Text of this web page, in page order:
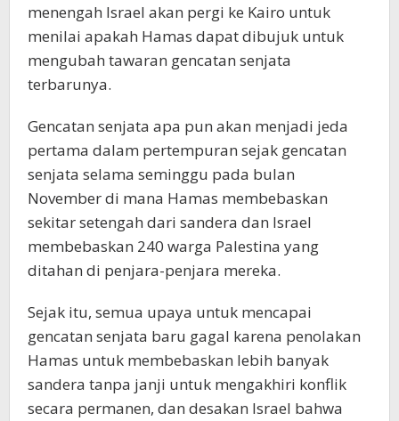
menengah Israel akan pergi ke Kairo untuk
menilai apakah Hamas dapat dibujuk untuk
mengubah tawaran gencatan senjata
terbarunya.
Gencatan senjata apa pun akan menjadi jeda
pertama dalam pertempuran sejak gencatan
senjata selama seminggu pada bulan
November di mana Hamas membebaskan
sekitar setengah dari sandera dan Israel
membebaskan 240 warga Palestina yang
ditahan di penjara-penjara mereka.
Sejak itu, semua upaya untuk mencapai
gencatan senjata baru gagal karena penolakan
Hamas untuk membebaskan lebih banyak
sandera tanpa janji untuk mengakhiri konflik
secara permanen, dan desakan Israel bahwa